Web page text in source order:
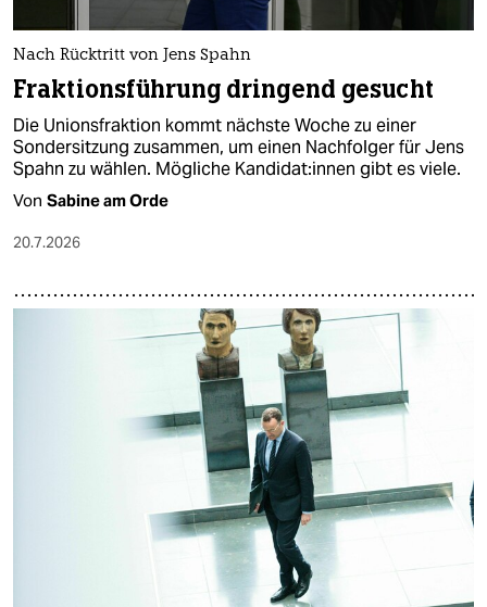
Nach Rücktritt von Jens Spahn
Fraktionsführung dringend gesucht
Die Unionsfraktion kommt nächste Woche zu einer
Sondersitzung zusammen, um einen Nachfolger für Jens
Spahn zu wählen. Mögliche Kan­di­da­t:in­nen gibt es viele.
Von Sabine am Orde
20.7.2026